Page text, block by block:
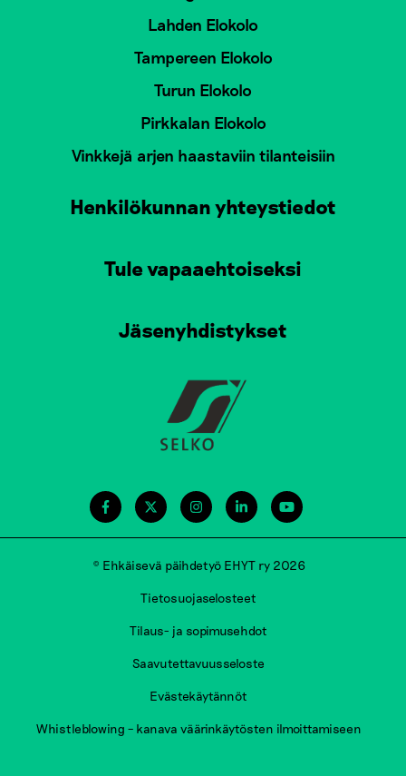
Lahden Elokolo
Tampereen Elokolo
Turun Elokolo
Pirkkalan Elokolo
Vinkkejä arjen haastaviin tilanteisiin
Henkilökunnan yhteystiedot
Tule vapaaehtoiseksi
Jäsenyhdistykset
© Ehkäisevä päihdetyö EHYT ry 2026
Tietosuojaselosteet
Tilaus- ja sopimusehdot
Saavutettavuusseloste
Evästekäytännöt
Whistleblowing – kanava väärinkäytösten ilmoittamiseen